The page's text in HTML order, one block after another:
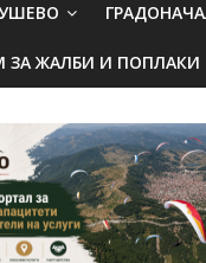
ЗА ЖАЛБИ И ПОПЛАКИ